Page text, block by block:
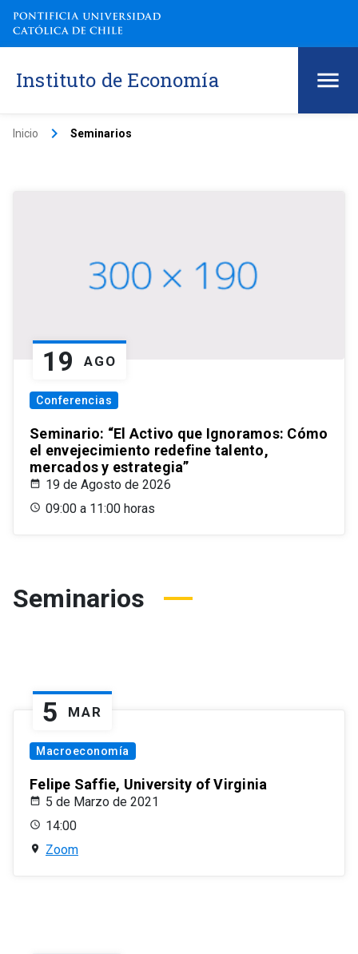
Instituto de Economía
Inicio keyboard_arrow_right Seminarios
19 AGO
Conferencias
Seminario: “El Activo que Ignoramos: Cómo
el envejecimiento redefine talento,
mercados y estrategia”
19 de Agosto de 2026
09:00 a 11:00 horas
Seminarios
5 MAR
Macroeconomía
Felipe Saffie, University of Virginia
5 de Marzo de 2021
14:00
Zoom